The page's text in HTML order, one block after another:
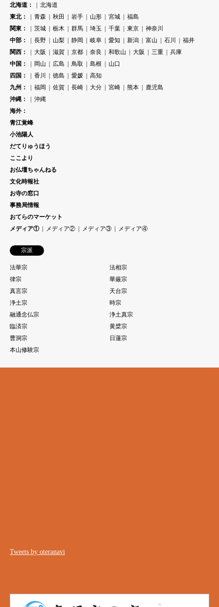
北海道：
北海道
東北：
青森 秋田 岩手 山形 宮城
福島
関東：
茨城 栃木 群馬 埼玉 千葉 東京
神奈川
中部：
長野 山梨 静岡 岐阜 愛知 新潟 富山 石川
福井
関西：
大阪 滋賀 京都 奈良 和歌山 大阪 三重
兵庫
中国：
岡山 広島 鳥取 島根
山口
四国：
香川 徳島 愛媛
高知
九州：
福岡 佐賀 長崎 大分 宮崎 熊本
鹿児島
沖縄：
沖縄
海外：
青江覚峰
小池陽人
だてりゅうほう
ここより
お仏壇ちゃんねる
文化時報社
お寺の窓口
事務局情報
おてらのマーケット
メディア①
メディア② メディア③ メディア④
宗派
法華宗
法相宗
律宗
華厳宗
真言宗
天台宗
浄土宗
時宗
融通念仏宗
浄土真宗
臨済宗
黄檗宗
曹洞宗
日蓮宗
本山修験宗
Tweets by oteranavi